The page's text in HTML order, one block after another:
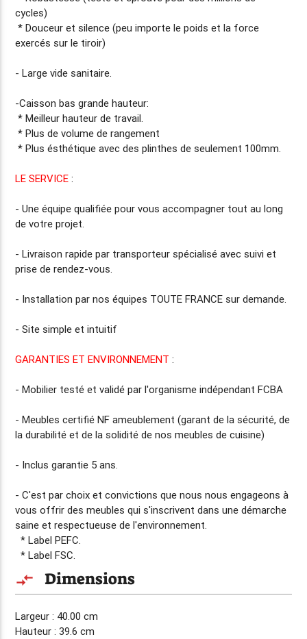
cycles)
* Douceur et silence (peu importe le poids et la force
exercés sur le tiroir)
- Large vide sanitaire.
-Caisson bas grande hauteur:
* Meilleur hauteur de travail.
* Plus de volume de rangement
* Plus ésthétique avec des plinthes de seulement 100mm.
LE SERVICE:
- Une équipe qualifiée pour vous accompagner tout au long
de votre projet.
-Livraison rapide par transporteur spécialisé avec suivi et
prise de rendez-vous.
- Installation par nos équipes TOUTE FRANCE sur demande.
- Site simple et intuitif
GARANTIES ET ENVIRONNEMENT:
- Mobilier testé et validé par l'organisme indépendant FCBA
- Meubles certifié NF ameublement (garant de la sécurité, de
la durabilité et de la solidité de nos meubles de cuisine)
- Inclusgarantie 5 ans
- C'est par choix et convictions que nous nous engageons à
vous offrir des meubles qui s'inscrivent dans une démarche
saine et respectueuse de l'environnement.
* Label PEFC.
* Label FSC.
compare_arrows Dimensions
Largeur : 40.00 cm
Hauteur : 39.6 cm